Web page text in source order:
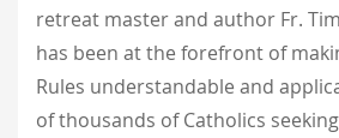
retreat master and author Fr.
has been at the forefront of
Rules understandable and
of thousands of Catholics